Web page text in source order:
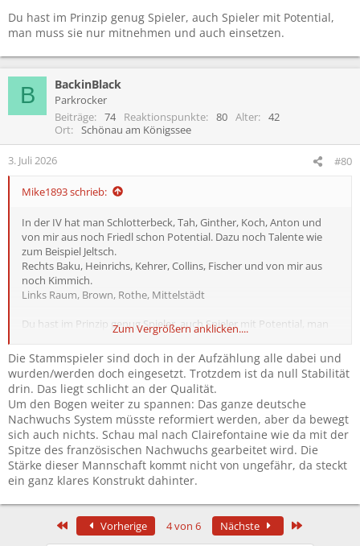
Du hast im Prinzip genug Spieler, auch Spieler mit Potential,
man muss sie nur mitnehmen und auch einsetzen.
B BackinBlack
Parkrocker
Beiträge
74 Reaktionspunkte 80 Alter
42
Ort
Schönau am Königssee
3. Juli 2026 #80
Mike1893 schrieb:
In der IV hat man Schlotterbeck, Tah, Ginther, Koch, Anton und
von mir aus noch Friedl schon Potential. Dazu noch Talente wie
zum Beispiel Jeltsch.
Rechts Baku, Heinrichs, Kehrer, Collins, Fischer und von mir aus
noch Kimmich.
Links Raum, Brown, Rothe, Mittelstädt
Du hast im Prinzip genug Spieler, auch Spieler mit Potential, man
muss sie nur mitnehmen und auch einsetzen.
Zum Vergrößern anklicken....
Die Stammspieler sind doch in der Aufzählung alle dabei und
wurden/werden doch eingesetzt. Trotzdem ist da null Stabilität
drin. Das liegt schlicht an der Qualität.
Um den Bogen weiter zu spannen: Das ganze deutsche
Nachwuchs System müsste reformiert werden, aber da bewegt
sich auch nichts. Schau mal nach Clairefontaine wie da mit der
Spitze des französischen Nachwuchs gearbeitet wird. Die
Stärke dieser Mannschaft kommt nicht von ungefähr, da steckt
ein ganz klares Konstrukt dahinter.
Erste Vorherige 4 von 6 Nächste